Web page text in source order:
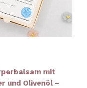
mit
und Olivenöl –